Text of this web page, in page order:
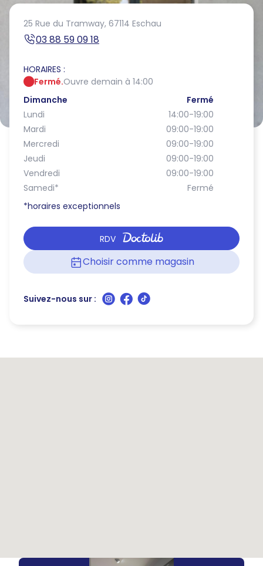
25 Rue du Tramway, 67114 Eschau
03 88 59 09 18
HORAIRES :
Fermé.Ouvre demain à 14:00
Dimanche
Fermé
Lundi
14:00-19:00
Mardi
09:00-19:00
Mercredi
09:00-19:00
Jeudi
09:00-19:00
Vendredi
09:00-19:00
Samedi*
Fermé
*horaires exceptionnels
RDV
Choisir comme magasin
Suivez-nous sur :